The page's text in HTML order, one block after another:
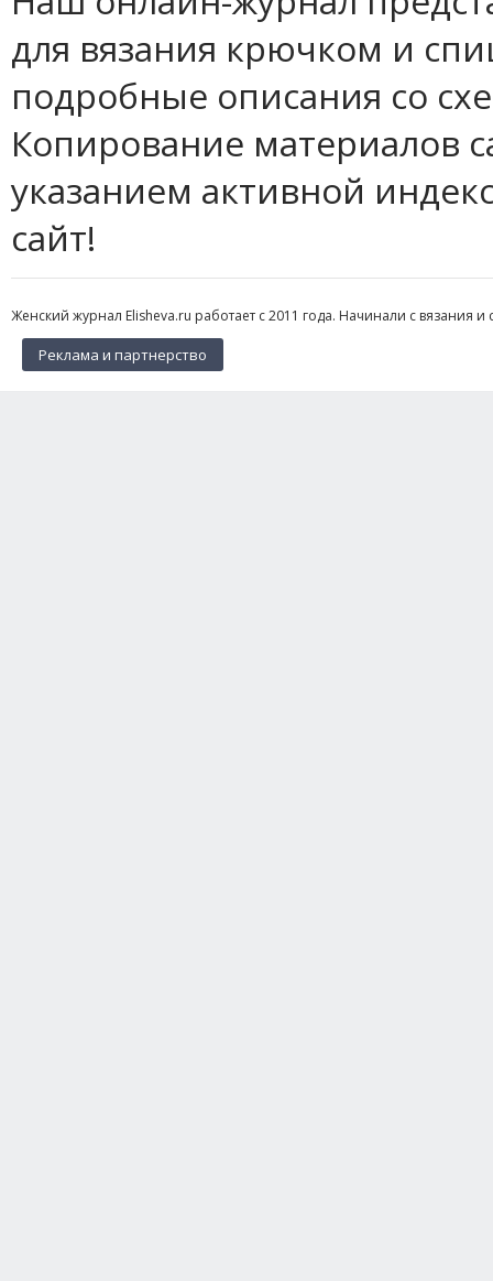
для вязания крючком и
подробные описания со
Копирование материалов
указанием активной
сайт!
Женский журнал Elisheva.ru работает с 2011 года. Начинали с вязания
Реклама и партнерство